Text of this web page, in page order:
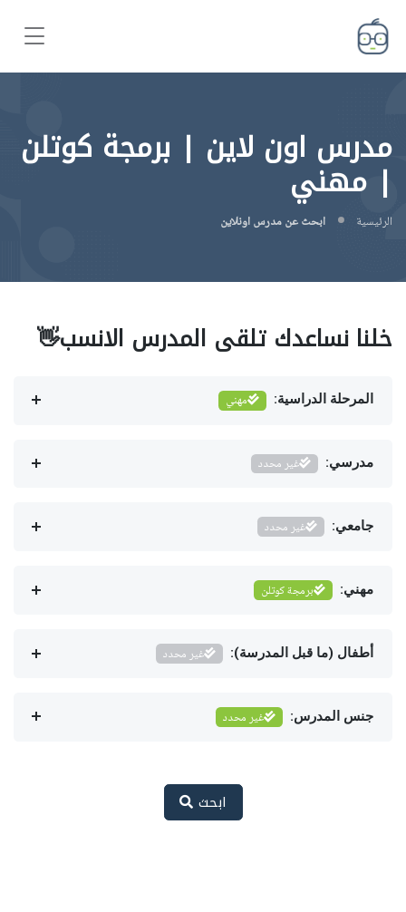
مدرس اون لاين | برمجة كوتلن
| مهني
الرئيسية ابحث عن مدرس اونلاين
خلنا نساعدك تلقى المدرس الانسب👋
المرحلة الدراسية: مهني
مدرسي: غير محدد
جامعي: غير محدد
مهني: برمجة كوتلن
أطفال (ما قبل المدرسة): غير محدد
جنس المدرس: غير محدد
ابحث